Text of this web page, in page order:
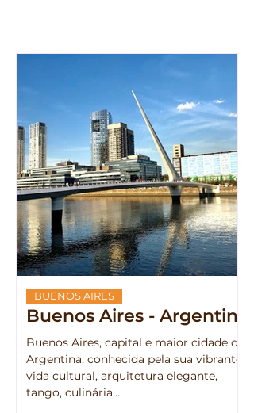
Buenos Aires - Argentina
Buenos Aires, capital e maior cidade da
Argentina, conhecida pela sua vibrante
vida cultural, arquitetura elegante,
tango, culinária...
BUENOS AIRES